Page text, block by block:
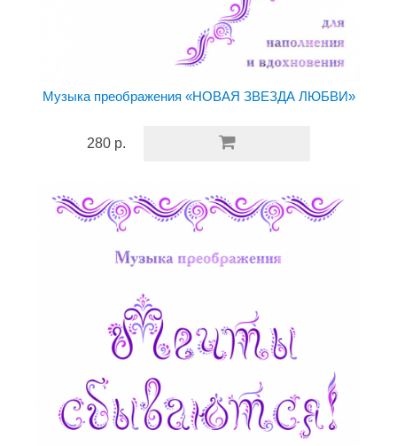
Музыка преображения «НОВАЯ ЗВЕЗДА ЛЮБВИ»
280 р.